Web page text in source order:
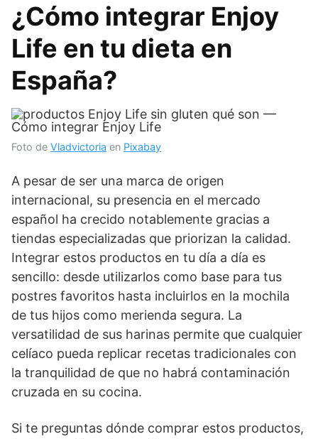
¿Cómo integrar Enjoy
Life en tu dieta en
España?
Foto de Vladvictoria en Pixabay
A pesar de ser una marca de origen
internacional, su presencia en el mercado
español ha crecido notablemente gracias a
tiendas especializadas que priorizan la calidad.
Integrar estos productos en tu día a día es
sencillo: desde utilizarlos como base para tus
postres favoritos hasta incluirlos en la mochila
de tus hijos como merienda segura. La
versatilidad de sus harinas permite que cualquier
celíaco pueda replicar recetas tradicionales con
la tranquilidad de que no habrá contaminación
cruzada en su cocina.
Si te preguntas dónde comprar estos productos,